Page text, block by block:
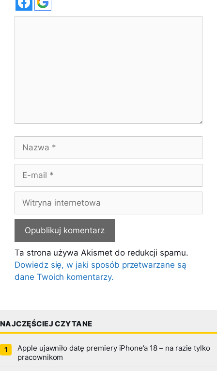
mail
internetowa
Ta strona używa Akismet do redukcji spamu.
Dowiedz się, w jaki sposób przetwarzane są
dane Twoich komentarzy.
NAJCZĘŚCIEJ CZYTANE
Apple ujawniło datę premiery iPhone’a 18 – na razie tylko
pracownikom